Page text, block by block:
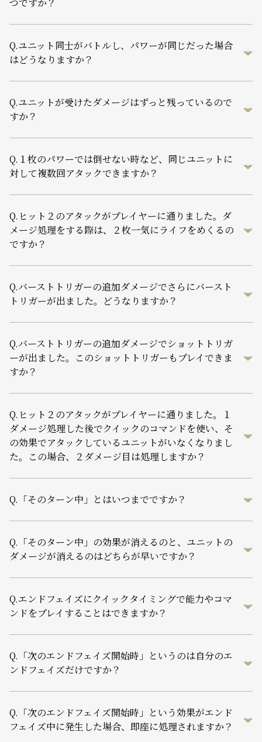
Q.ユニット同士がバトルし、パワーが同じだった場合
はどうなりますか？
Q.ユニットが受けたダメージはずっと残っているので
すか？
Q. １枚のパワーでは倒せない時など、同じユニットに
対して複数回アタックできますか？
Q. ヒット２のアタックがプレイヤーに通りました。ダ
メージ処理をする際は、２枚一気にライフをめくるの
ですか？
Q.バーストトリガーの追加ダメージでさらにバースト
トリガーが出ました。どうなりますか？
Q.バーストトリガーの追加ダメージでショットトリガ
ーが出ました。このショットトリガーもプレイできま
すか？
Q. ヒット２のアタックがプレイヤーに通りました。１
ダメージ処理した後でクイックのコマンドを使い、そ
の効果でアタックしているユニットがいなくなりまし
た。この場合、２ダメージ目は処理しますか？
Q. 「そのターン中」とはいつまでですか？
Q. 「そのターン中」の効果が消えるのと、ユニットの
ダメージが消えるのはどちらが早いですか？
Q.エンドフェイズにクイックタイミングで能力やコマ
ンドをプレイすることはできますか？
Q. 「次のエンドフェイズ開始時」というのは自分のエ
ンドフェイズだけですか？
Q. 「次のエンドフェイズ開始時」という効果がエンド
フェイズ中に発生した場合、即座に処理されますか？